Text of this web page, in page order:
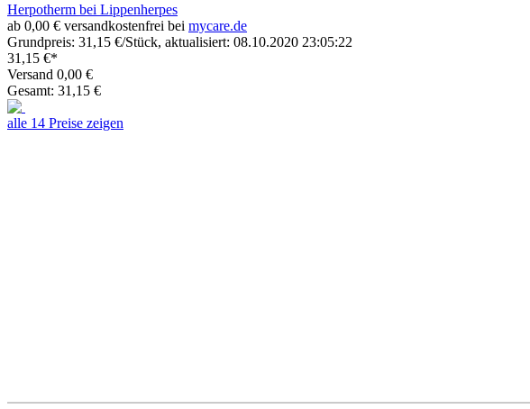
Herpotherm bei Lippenherpes
ab 0,00 € versandkostenfrei bei mycare.de
Grundpreis: 31,15 €/Stück, aktualisiert: 08.10.2020 23:05:22
31,15 €*
Versand 0,00 €
Gesamt: 31,15 €
alle 14 Preise zeigen